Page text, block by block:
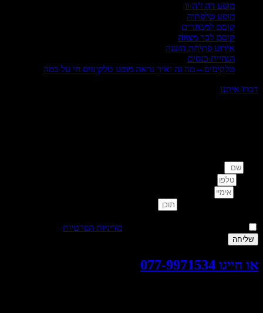
מופע דה ז’ה וו
מופע טלפתיה
קוסם למבוגרים
קוסם לבר מצווה
אירוע פתיחת השנה
הנחיית כנסים
טלקינזיס – מה זה ואיך נראה מופע טלקינזיס חי על במה
איתנו
אני מאשר/ת כי קראתי והבנתי את
מדיניות הפרטיות.
077-9971534